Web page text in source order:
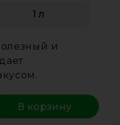
1 л
и
В корзину